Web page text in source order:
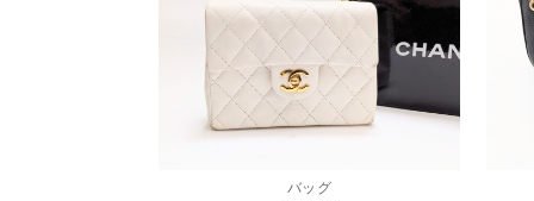
バッグ